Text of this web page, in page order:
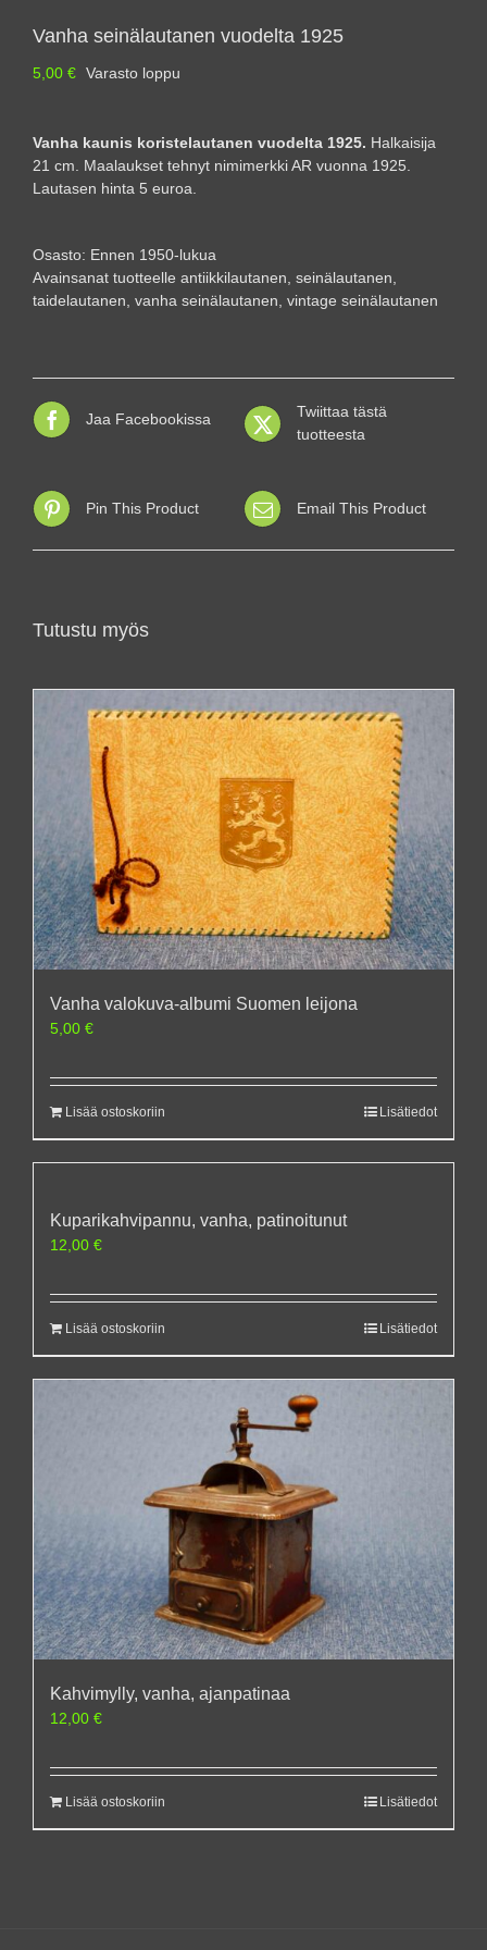
Vanha seinälautanen vuodelta 1925
5,00 € Varasto loppu
Vanha kaunis koristelautanen vuodelta 1925. Halkaisija
21 cm. Maalaukset tehnyt nimimerkki AR vuonna 1925.
Lautasen hinta 5 euroa.
Osasto: Ennen 1950-lukua
Avainsanat tuotteelle antiikkilautanen, seinälautanen,
taidelautanen, vanha seinälautanen, vintage seinälautanen
Jaa Facebookissa
Twiittaa tästä
tuotteesta
Pin This Product Email This Product
Tutustu myös
Vanha valokuva-albumi Suomen leijona
5,00 €
Lisää ostoskoriin Lisätiedot
Kuparikahvipannu, vanha, patinoitunut
12,00 €
Lisää ostoskoriin Lisätiedot
Kahvimylly, vanha, ajanpatinaa
12,00 €
Lisää ostoskoriin Lisätiedot